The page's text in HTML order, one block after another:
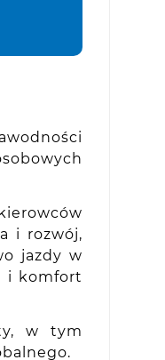
i rozwój,
jazdy w
i komfort
w tym